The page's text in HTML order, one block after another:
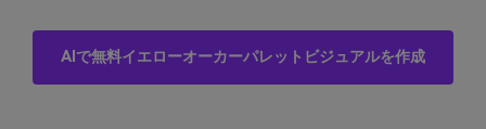
AIで無料イエローオーカーパレットビジュアルを作成